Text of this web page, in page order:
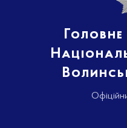
Головне